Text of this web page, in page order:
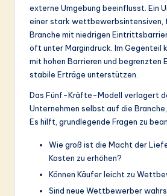
externe Umgebung beeinflusst. Ein
einer stark wettbewerbsintensiven,
Branche mit niedrigen
oft unter Margindruck. Im Gegenteil
mit hohen Barrieren und begrenzten
stabile Erträge unterstützen.
Das Fünf-Kräfte-Modell verlagert
Unternehmen selbst auf die
Es hilft, grundlegende Fragen zu
Wie groß ist die Macht der
Kosten zu erhöhen?
Können Käufer leicht zu
Sind neue Wettbewerber